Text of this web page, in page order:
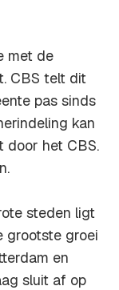
met de
CBS telt dit
pas sinds
kan
door het CBS.
steden ligt
grootste groei
en
sluit af op